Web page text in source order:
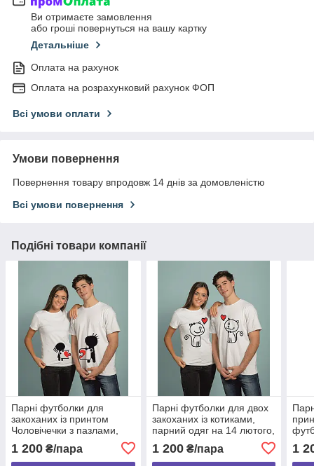
Ви отримаєте замовлення
або гроші повернуться на вашу картку
Детальніше
Оплата на рахунок
Оплата на розрахунковий рахунок ФОП
Всі умови оплати
Умови повернення
Повернення товару впродовж 14 днів за домовленістю
Всі умови повернення
Подібні товари компанії
Парні футболки для
закоханих із принтом
Чоловічечки з пазлами,
прикольні майки для двох
на 14 лютого
1 200 ₴/пара
Парні футболки для двох
закоханих із котиками,
парний одяг на 14 лютого,
пари
1 200₴/пара
14
1